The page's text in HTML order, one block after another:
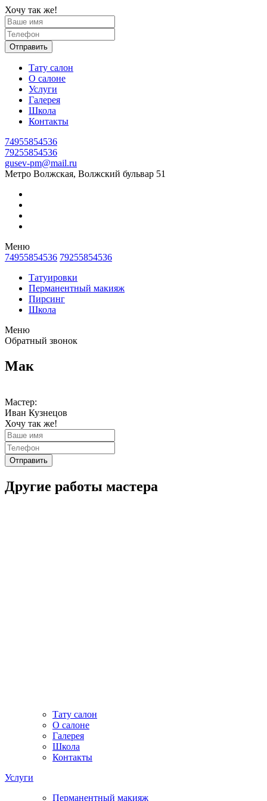
Хочу так же!
Отправить
Тату салон
О салоне
Услуги
Галерея
Школа
Контакты
74955854536
79255854536
gusev-pm@mail.ru
Метро Волжская, Волжский бульвар 51
Меню
74955854536 79255854536
Татуировки
Перманентный макияж
Пирсинг
Школа
Меню
Обратный звонок
Мак
Мастер:
Иван Кузнецов
Хочу так же!
Отправить
Другие работы мастера
Тату салон
О салоне
Галерея
Школа
Контакты
Услуги
Перманентный макияж